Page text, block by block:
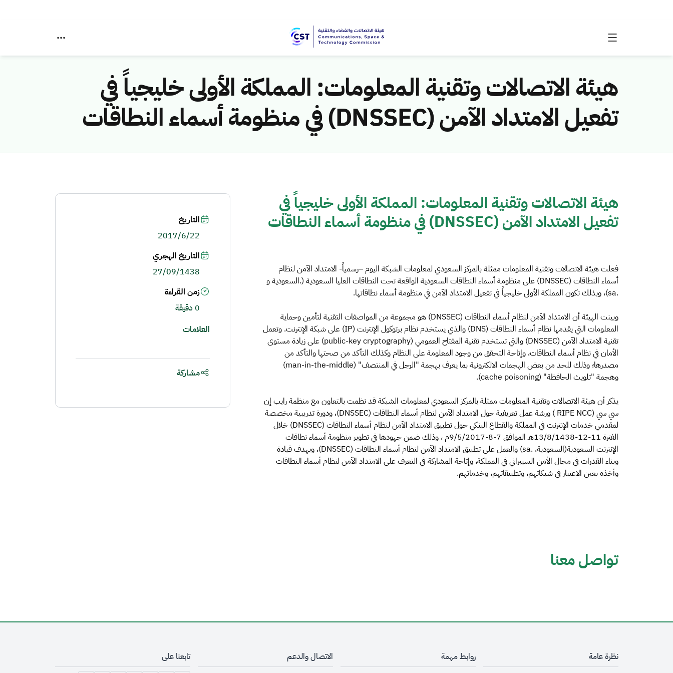
هيئة الاتصالات وتقنية المعلومات: المملكة الأولى خليجياً في
تفعيل الامتداد الآمن (DNSSEC) في منظومة أسماء النطاقات
هيئة الاتصالات وتقنية المعلومات: المملكة الأولى خليجياً في
تفعيل الامتداد الآمن (DNSSEC) في منظومة أسماء النطاقات
فعلت هيئة الاتصالات وتقنية المعلومات ممثلة بالمركز السعودي لمعلومات الشبكة اليوم –رسمياً- الامتداد الآمن لنظام
أسماء النطاقات (DNSSEC) على منظومة أسماء النطاقات السعودية الواقعة تحت النطاقات العليا السعودية (.السعودية و
.sa)، وبذلك تكون المملكة الأولى خليجياً في تفعيل الامتداد الآمن في منظومة أسماء نطاقاتها.
وبينت الهيئة أن الامتداد الآمن لنظام أسماء النطاقات (DNSSEC) هو مجموعة من المواصفات التقنية لتأمين وحماية
المعلومات التي يقدمها نظام أسماء النطاقات (DNS) والذي يستخدم نظام برتوكول الإنترنت (IP) على شبكة الإنترنت. وتعمل
تقنية الامتداد الآمن (DNSSEC) والتي تستخدم تقنية المفتاح العمومي (public-key cryptography) على زيادة مستوى
الأمان في نظام أسماء النطاقات، وإتاحة التحقق من وجود المعلومة على النظام وكذلك التأكد من صحتها والتأكد من
مصدرها؛ وذلك للحد من بعض الهجمات الالكترونية بما يعرف بهجمة "الرجل في المنتصف" (man-in-the-middle)
وهجمة "تلويث الحافظة" (cache poisoning).
يذكر أن هيئة الاتصالات وتقنية المعلومات ممثلة بالمركز السعودي لمعلومات الشبكة قد نظمت بالتعاون مع منظمة رايب إن
سي سي (RIPE NCC ) ورشة عمل تعريفية حول الامتداد الآمن لنظام أسماء النطاقات (DNSSEC)، ودورة تدريبية مخصصة
لمقدمي خدمات الإنترنت في المملكة والقطاع البنكي حول تطبيق الامتداد الآمن لنظام أسماء النطاقات (DNSSEC) خلال
الفترة 11-12-13/8/1438هـ الموافق 7-8-9/5/2017م ، وذلك ضمن جهودها في تطوير منظومة أسماء نطاقات
الإنترنت السعودية(السعودية، .sa) والعمل على تطبيق الامتداد الآمن لنظام أسماء النطاقات (DNSSEC)، وبهدف قيادة
وبناء القدرات في مجال الأمن السيبراني في المملكة، وإتاحة المشاركة في التعرف على الامتداد الآمن لنظام أسماء النطاقات
وأخذه بعين الاعتبار في شبكاتهم، وتطبيقاتهم، وخدماتهم.
التاريخ
2017/6/22
التاريخ الهجري
27/09/1438
زمن القراءة
0 دقيقة
العلامات
مشاركة
تواصل معنا
نظرة عامة روابط مهمة الاتصال والدعم تابعنا على